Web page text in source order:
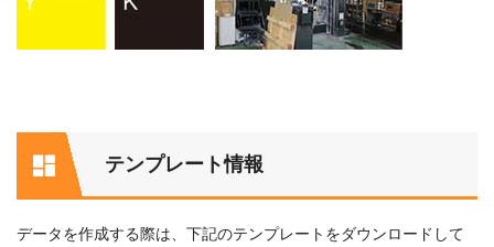
テンプレート情報
データを作成する際は、下記のテンプレートをダウンロードして